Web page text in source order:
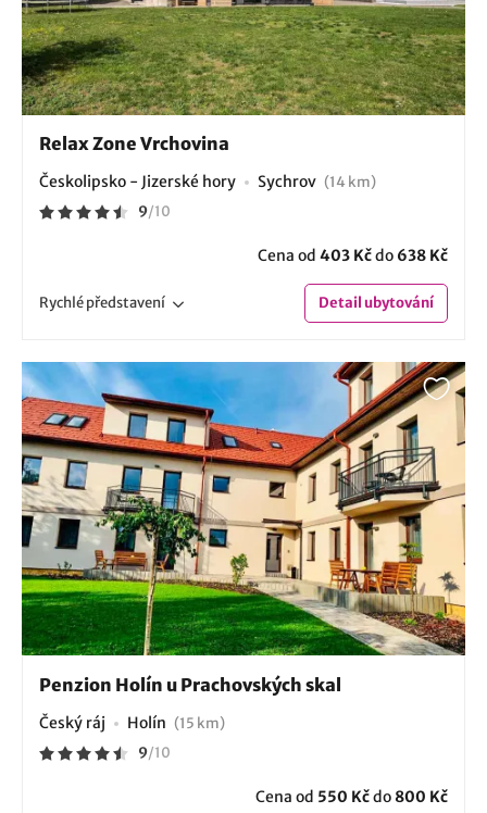
Relax Zone Vrchovina
Českolipsko - Jizerské hory Sychrov (14 km)
9/10
Cena od 403 Kčdo 638 Kč
Rychlépředstavení Detailubytování
Penzion Holín u Prachovských skal
Český ráj Holín (15 km)
9/10
Cena od 550 Kčdo 800 Kč